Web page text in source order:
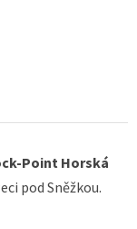
Point Horská
pod Sněžkou.